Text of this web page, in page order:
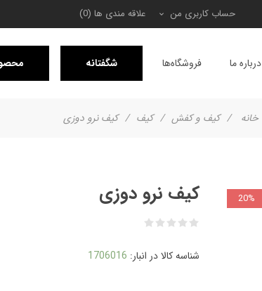
حساب کاربری من علاقه مندی ها (0)
درباره ما فروشگاه‌ها شگفتانه
خانه / کیف و کفش / کیف / کیف نرو دوزی
20% کیف نرو دوزی
شناسه کالا در انبار: 1706016